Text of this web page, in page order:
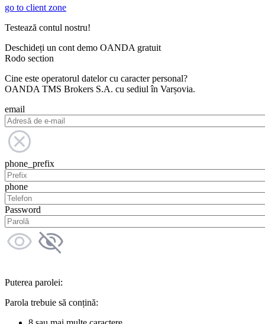
go to client zone
Testează contul nostru!
Deschideți un cont demo OANDA gratuit
Rodo section
Cine este operatorul datelor cu caracter personal?
OANDA TMS Brokers S.A. cu sediul în Varșovia.
email
phone_prefix
phone
Password
Puterea parolei:
Parola trebuie să conțină: